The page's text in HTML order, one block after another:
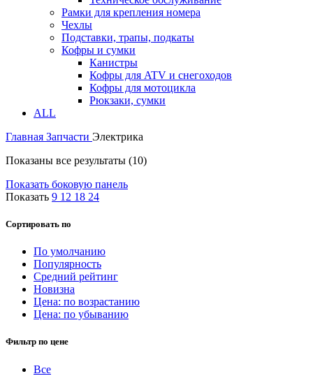
Рамки для крепления номера
Чехлы
Подставки, трапы, подкаты
Кофры и сумки
Канистры
Кофры для ATV и снегоходов
Кофры для мотоцикла
Рюкзаки, сумки
ALL
Главная Запчасти Электрика
Показаны все результаты (10)
Показать боковую панель
Показать 9 12 18 24
Сортировать по
По умолчанию
Популярность
Средний рейтинг
Новизна
Цена: по возрастанию
Цена: по убыванию
Фильтр по цене
Все